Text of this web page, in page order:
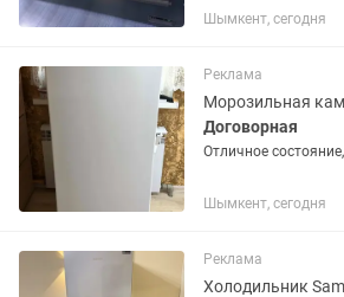
большой
Шымкент, сегодня
Реклама
Морозильная
Договорная
Отличное
Шымкент, сегодня
Реклама
Холодильник